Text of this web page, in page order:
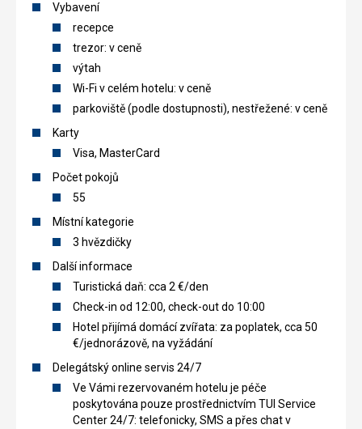
Vybavení
recepce
trezor: v ceně
výtah
Wi-Fi v celém hotelu: v ceně
parkoviště (podle dostupnosti), nestřežené: v ceně
Karty
Visa, MasterCard
Počet pokojů
55
Místní kategorie
3 hvězdičky
Další informace
Turistická daň: cca 2 €/den
Check-in od 12:00, check-out do 10:00
Hotel přijímá domácí zvířata: za poplatek, cca 50
€/jednorázově, na vyžádání
Delegátský online servis 24/7
Ve Vámi rezervovaném hotelu je péče
poskytována pouze prostřednictvím TUI Service
Center 24/7: telefonicky, SMS a přes chat v